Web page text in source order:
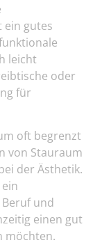
ein gutes
leicht
oder
für
oft begrenzt
von Stauraum
der Ästhetik.
und
einen gut
möchten.